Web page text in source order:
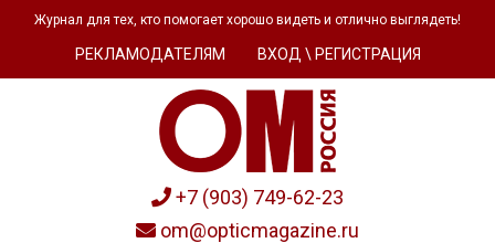
Журнал для тех, кто помогает хорошо видеть и отлично выглядеть!
РЕКЛАМОДАТЕЛЯМ ВХОД \ РЕГИСТРАЦИЯ
+7 (903) 749-62-23
om@opticmagazine.ru